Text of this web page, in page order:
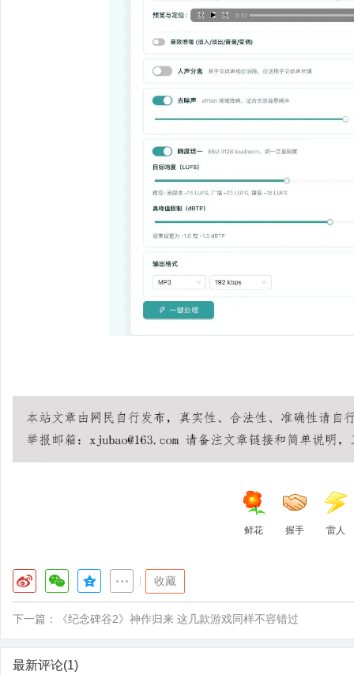
鲜花 握手 雷人
收藏
下一篇： 《纪念碑谷2》神作归来 这几款游戏同样不容错过
最新评论(1)